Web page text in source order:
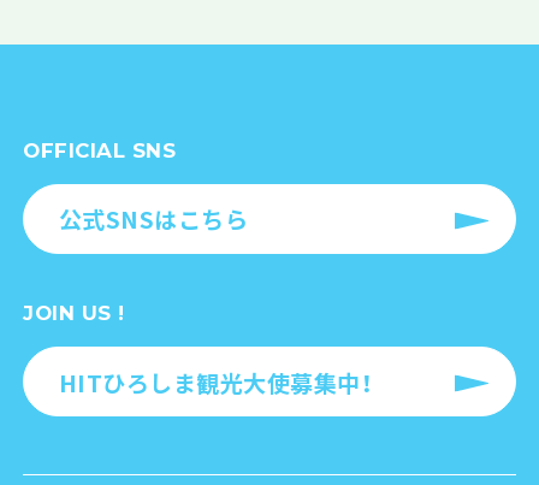
OFFICIAL SNS
公式SNSはこちら
JOIN US !
HITひろしま観光大使募集中！